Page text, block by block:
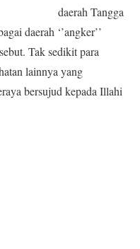
daerah Tangga
daerah ‘’angker’’
Tak sedikit para
lainnya yang
bersujud kepada Illahi